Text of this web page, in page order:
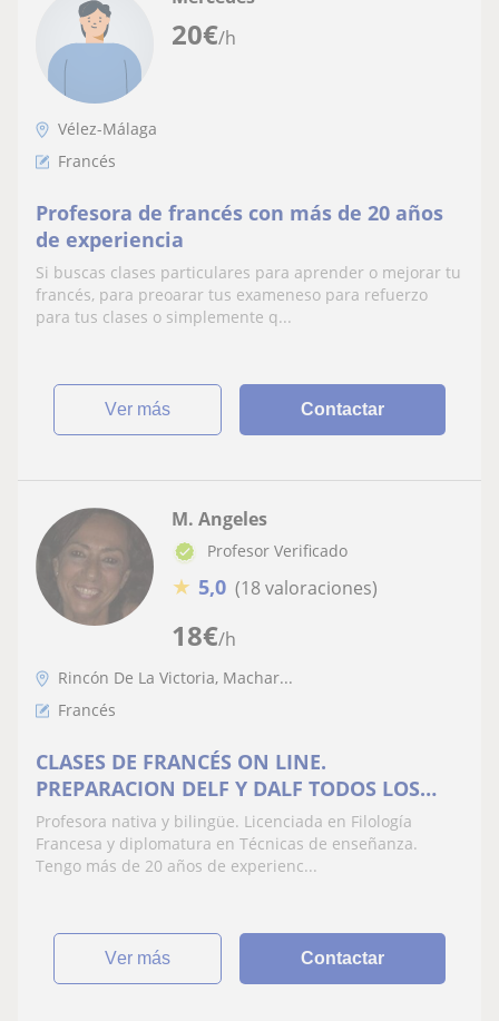
20€/h
Vélez-Málaga
Francés
Profesora de francés con más de 20 años
de experiencia
Si buscas clases particulares para aprender o mejorar tu
francés, para preoarar tus exameneso para refuerzo
para tus clases o simplemente q...
ver más Contactar
18€/h
M. Angeles
Profesor Verificado
★ 5,0 (18 valoraciones)
Rincón De La Victoria, Machar...
Francés
CLASES DE FRANCÉS ON LINE.
PREPARACION DELF Y DALF TODOS LOS
NIVELES ALLIANCE FRANÇAISE, E.O.I. ETC.
TAMBIEN INTENSIVOS.S
Profesora nativa y bilingüe. Licenciada en Filología
Francesa y diplomatura en Técnicas de enseñanza.
Tengo más de 20 años de experienc...
ver más Contactar